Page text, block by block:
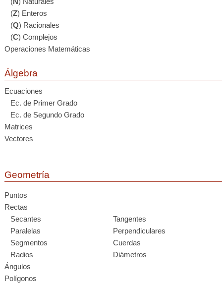
(Z) Enteros
(Q) Racionales
(C) Complejos
Operaciones Matemáticas
Álgebra
Ecuaciones
Ec. de Primer Grado
Ec. de Segundo Grado
Matrices
Vectores
Geometría
Puntos
Rectas
Secantes
Tangentes
Paralelas
Perpendiculares
Segmentos
Cuerdas
Radios
Diámetros
Ángulos
Polígonos